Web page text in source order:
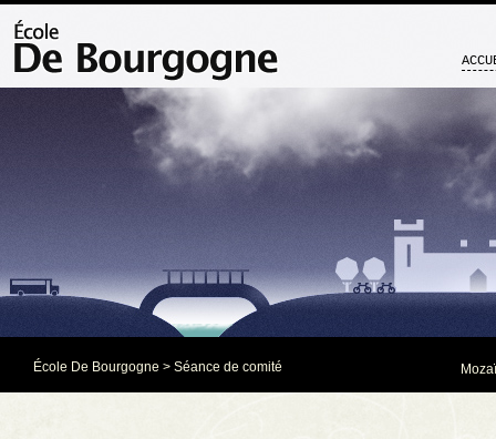
École De Bourgogne > Séance de comité